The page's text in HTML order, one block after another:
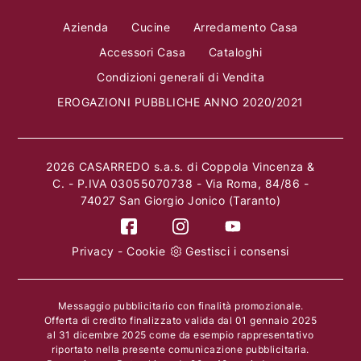
Azienda Cucine
Arredamento Casa
Accessori Casa
Cataloghi
Condizioni generali di Vendita
EROGAZIONI PUBBLICHE ANNO 2020/2021
2026 CASARREDO s.a.s. di Coppola Vincenza &
C. - P.IVA 03055070738 - Via Roma, 84/86 -
74027 San Giorgio Jonico (Taranto)
Privacy -Cookie Gestisci i consensi
Messaggio pubblicitario con finalità promozionale.
Offerta di credito finalizzato valida dal 01 gennaio 2025
al 31 dicembre 2025 come da esempio rappresentativo
riportato nella presente comunicazione pubblicitaria.